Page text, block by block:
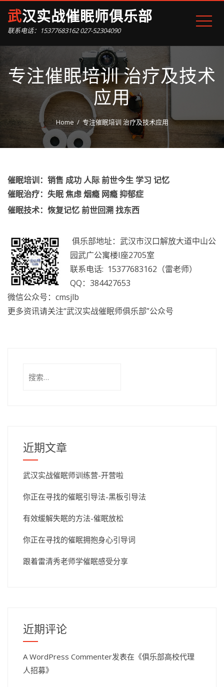
武汉实战催眠师俱乐部
联系电话：15377683162 027-52304090
专注催眠培训 治疗及技术
应用
Home 专注催眠培训 治疗及技术应用
催眠培训：销售 成功 人际 前世今生 学习 记忆
催眠治疗：失眠 焦虑 烟瘾 网瘾 抑郁症
催眠技术：恢复记忆 前世回溯 找东西
俱乐部地址：武汉市汉口解放大道中山公
园武广公寓楼I座2705室
联系电话: 15377683162（雷老师）
QQ：384427653
微信公众号：cmsjlb
更多资讯请关注“武汉实战催眠师俱乐部”公众号
索：
近期文章
武汉实战催眠师训练营-开营啦
你正在寻找的催眠引导法-黑板引导法
有效缓解失眠的方法-催眠放松
你正在寻找的催眠拥抱身心引导词
跟着雷清秀老师学催眠感受分享
近期评论
A WordPress Commenter发表在《俱乐部高校代理
人招募》